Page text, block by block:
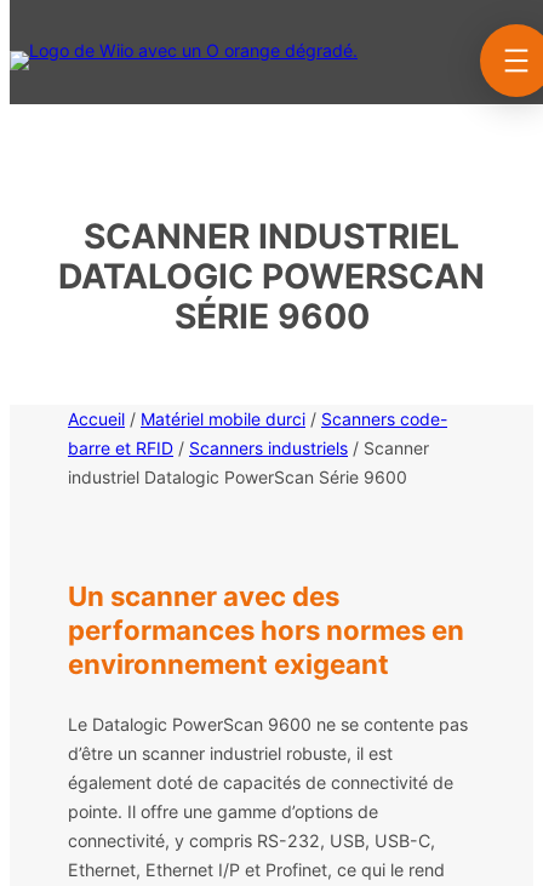
au
SCANNER INDUSTRIEL
DATALOGIC POWERSCAN
SÉRIE 9600
Accueil / Matériel mobile durci / Scanners code-
barre et RFID / Scanners industriels / Scanner
industriel Datalogic PowerScan Série 9600
Un scanner avec des
performances hors normes en
environnement exigeant
Le Datalogic PowerScan 9600 ne se contente pas
d’être un scanner industriel robuste, il est
également doté de capacités de connectivité de
pointe. Il offre une gamme d’options de
connectivité, y compris RS-232, USB, USB-C,
Ethernet, Ethernet I/P et Profinet, ce qui le rend